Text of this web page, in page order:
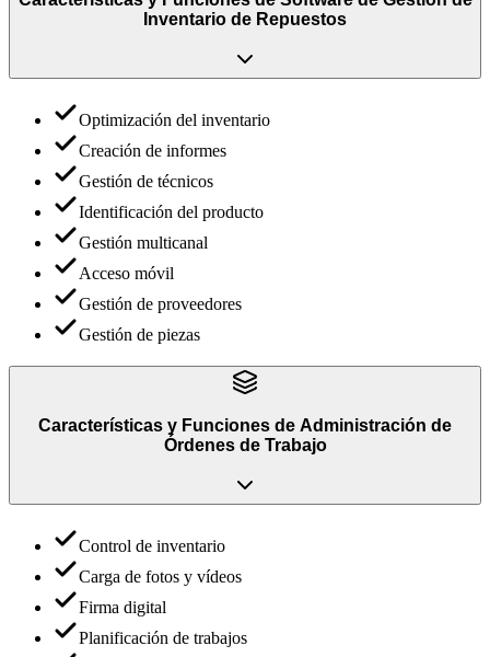
Inventario de Repuestos
Optimización del inventario
Creación de informes
Gestión de técnicos
Identificación del producto
Gestión multicanal
Acceso móvil
Gestión de proveedores
Gestión de piezas
Características y Funciones de Administración de
Órdenes de Trabajo
Control de inventario
Carga de fotos y vídeos
Firma digital
Planificación de trabajos